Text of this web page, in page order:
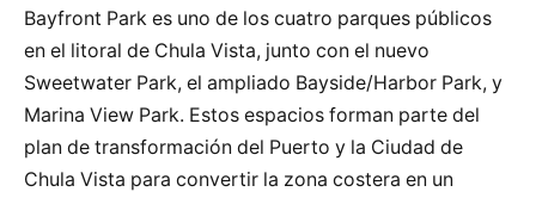
Bayfront Park es uno de los cuatro parques públicos
en el litoral de Chula Vista, junto con el nuevo
Sweetwater Park, el ampliado Bayside/Harbor Park, y
Marina View Park. Estos espacios forman parte del
plan de transformación del Puerto y la Ciudad de
Chula Vista para convertir la zona costera en un